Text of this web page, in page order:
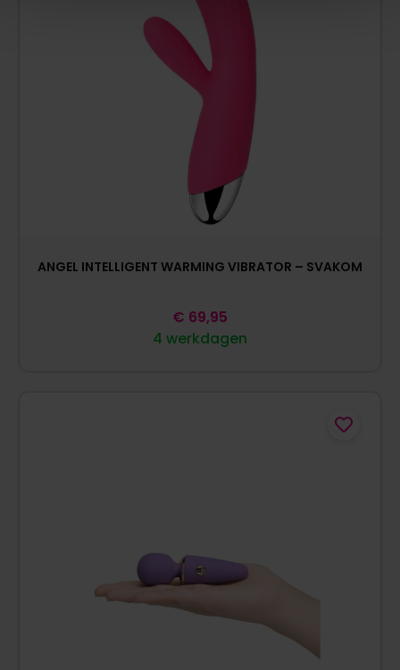
ANGEL INTELLIGENT WARMING VIBRATOR – SVAKOM
4 werkdagen
€ 69,95